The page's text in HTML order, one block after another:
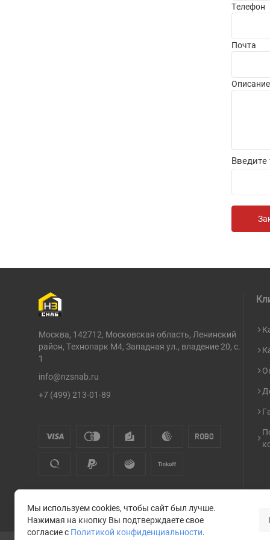
Телефон
Почта
Описание
Введите
Москва, 142712, Московская область, Ленинский
район, Технопарк М4, Западная ул., владение 20, с.
1
info@nzsnab.ru
+7 (499) 213-01-89
Мы используем cookies, чтобы сайт был лучше.
Нажимая на кнопку Вы подтверждаете свое
согласие с Политикой конфиденциальности.